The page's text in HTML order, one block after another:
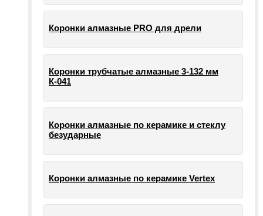
Коронки алмазные PRO для дрели
Коронки трубчатые алмазные 3-132 мм
К-041
Коронки алмазные по керамике и стеклу
безударные
Коронки алмазные по керамике Vertex